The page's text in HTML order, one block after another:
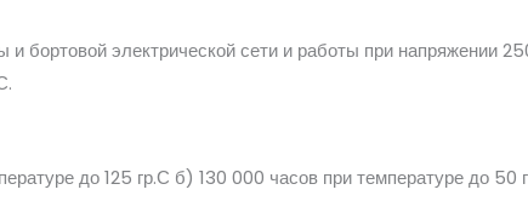
бортовой электрической сети и работы при напряжении
до 125 гр.С б) 130 000 часов при температуре до 50